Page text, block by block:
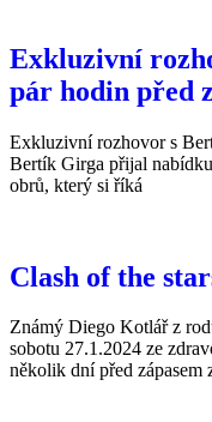
Exkluzivní
pár hodin před
Exkluzivní rozhovor s
Bertík Girga přijal
obrů, který si říká
Clash of the
Známý Diego Kotlář z
sobotu 27.1.2024 ze
několik dní před zápasem